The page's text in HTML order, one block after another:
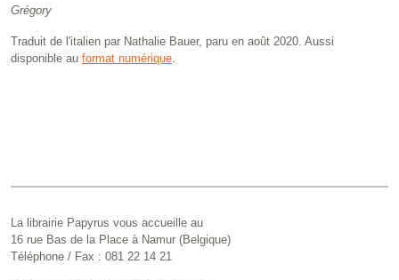
Grégory
Traduit de l'italien par Nathalie Bauer, paru en août 2020. Aussi
disponible au format numérique.
La librairie Papyrus vous accueille au
16 rue Bas de la Place à Namur (Belgique)
Téléphone / Fax : 081 22 14 21